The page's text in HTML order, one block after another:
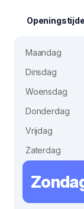
Maandag
Dinsdag
Woensdag
Donderdag
Vrijdag
Zaterdag